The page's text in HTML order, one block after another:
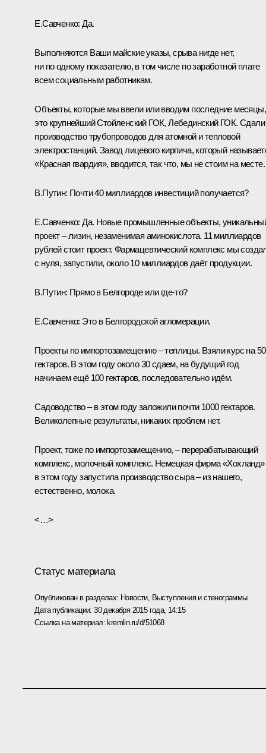
Е.Савченко: Да.
Выполняются Ваши майские указы, срыва нигде нет,
ни по одному показателю, в том числе по заработной плате
всем социальным работникам.
Объекты, которые мы ввели или вводим последние
это крупнейший Стойленский ГОК, Лебединский ГОК. Сдали
производство трубопроводов для атомной и тепловой
электростанций. Завод лицевого кирпича, который
«Красная гвардия», вводится, так что, мы не стоим на месте.
В.Путин: Почти 40 миллиардов инвестиций получается?
Е.Савченко: Да. Новые промышленные объекты,
проект – лизин, незаменимая аминокислота. 11 миллиардов
рублей стоит проект. Фармацевтический комплекс мы
с нуля, запустили, около 10 миллиардов даёт продукции.
В.Путин: Прямо в Белгороде или где‑то?
Е.Савченко: Это в Белгородской агломерации.
Проекты по импортозамещению – теплицы. Взяли курс на
гектаров. В этом году около 30 сдаем, на будущий год
начинаем ещё 100 гектаров, последовательно идём.
Садоводство – в этом году заложили почти 1000 гектаров.
Великолепные результаты, никаких проблем нет.
Проект, тоже по импортозамещению, – перерабатывающий
комплекс, молочный комплекс. Немецкая фирма «Хохланд»
в этом году запустила производство сыра – из нашего,
естественно, молока.
<…>
Статус материала
Опубликован в разделах: Новости, Выступления и стенограммы
Дата публикации:30 декабря 2015 года, 14:15
Ссылка на материал: kremlin.ru/d/51068